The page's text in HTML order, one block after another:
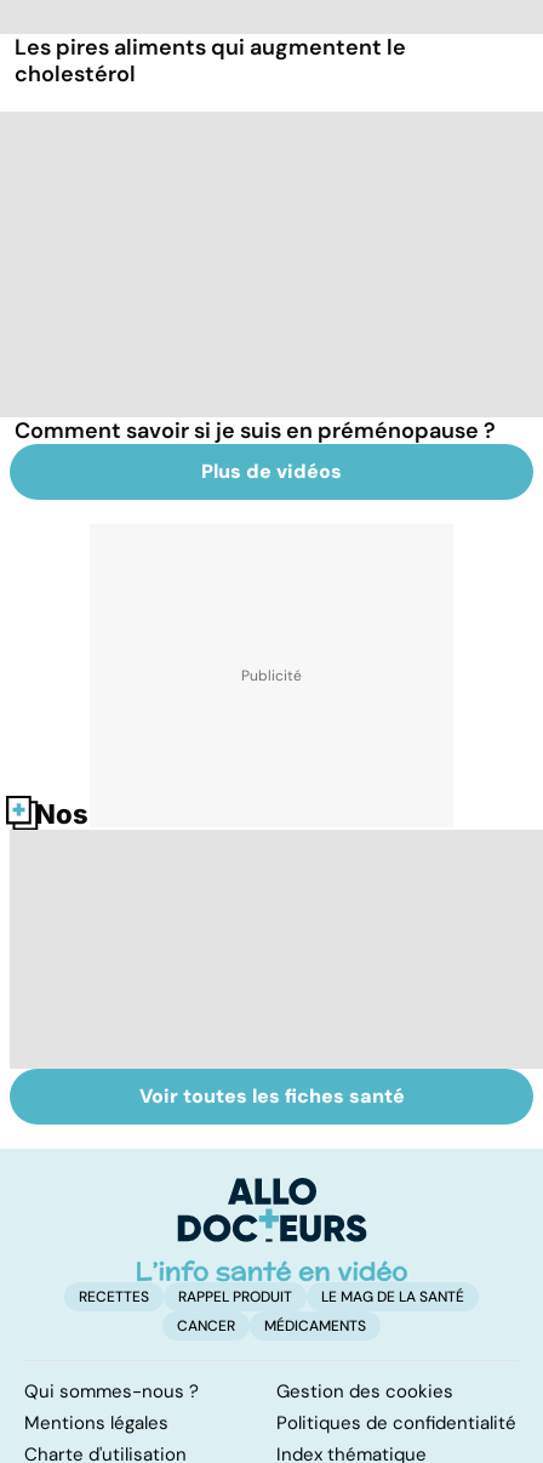
Les pires aliments qui augmentent le
cholestérol
Comment savoir si je suis en préménopause ?
Plus de vidéos
Nos fiches santé
Staphylocoque
doré : une
Qu'est-ce que le
coma ?
Voir toutes les fiches santé
RECETTES RAPPEL PRODUIT
LE MAG DE LA SANTÉ
CANCER
MÉDICAMENTS
Qui sommes-nous ?
Gestion des cookies
Mentions légales
Politiques de confidentialité
Charte d'utilisation
Index thématique